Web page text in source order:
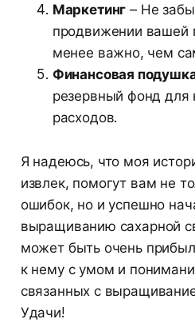
Маркетинг – Не
продвижении вашей
менее важно, чем
Финансовая
резервный фонд для
расходов.
Я надеюсь, что моя
извлек, помогут вам не
ошибок, но и успешно
выращиванию сахарной
может быть очень
к нему с умом и
связанных с
Удачи!